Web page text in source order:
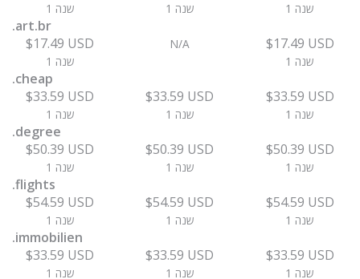
1 שנה 1 שנה 1 שנה
.art.br
$17.49 USD
1 שנה
N/A $17.49 USD
1 שנה
.cheap
$33.59 USD
1 שנה
$33.59 USD
1 שנה
$33.59 USD
1 שנה
.degree
$50.39 USD
1 שנה
$50.39 USD
1 שנה
$50.39 USD
1 שנה
.flights
$54.59 USD
1 שנה
$54.59 USD
1 שנה
$54.59 USD
1 שנה
.immobilien
$33.59 USD
1 שנה
$33.59 USD
1 שנה
$33.59 USD
1 שנה